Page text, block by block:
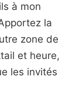
à mon
la
zone de
et heure,
les invités